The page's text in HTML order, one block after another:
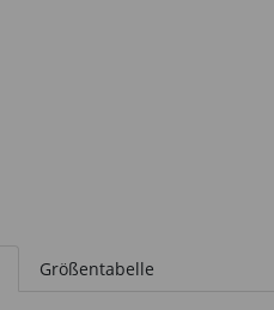
Größentabelle